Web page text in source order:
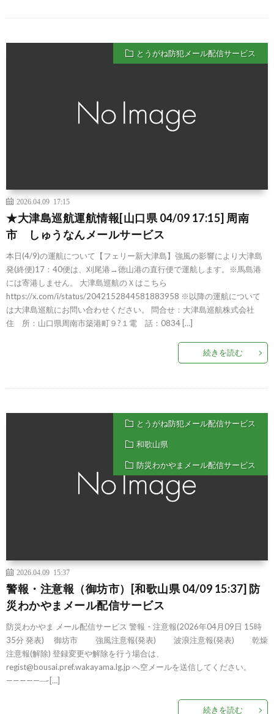
とうがね防犯メール配信サービス
2026.04.09 17:15
★大津島巡航運航情報[山口県 04/09 17:15] 周南
市 しゅうなんメールサービス
本日(4/9)の運航について【フェリー新大津島】強風の影響により大津島
発(終便)17：40便は、刈尾港→徳山港の直行便で運航します。※馬島港
には寄港しません。 大津島巡航のＸはこちら
https://x.com/i/status/2042152844581883958 ※以降の運航について
は大津島巡航にお問い合わせください。 問合せ：大津島巡航株式会社
住 所：山口県周南市築港町９?１電 話：0834 […]
続きを読む
とうがね防犯メール配信サービス
和歌山県
防災わかやまメール配信サービス
2026.04.09 15:37
警報・注意報（御坊市）[和歌山県 04/09 15:37] 防
災わかやまメール配信サービス
防災わかやま メール配信サービス 警報・注意報(2026年04月09日 15時
35分 発表) 御坊市 強風注意報(発表) 波浪注意報(発表) 乾燥
注意報(解除) 登録変更や解除を行う場合は、
regist@bousai.pref.wakayama.lg.jp へ空メールを送信してください。
——————̵ […]
続きを読む